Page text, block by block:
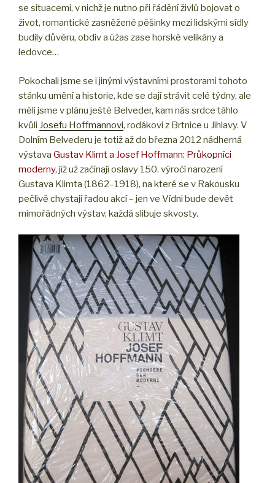
se situacemi, v nichž je nutno při řádění živlů bojovat o
život, romantické zasněžené pěšinky mezi lidskými sídly
budily důvěru, obdiv a úžas zase horské velikány a
ledovce…
Pokochali jsme se i jinými výstavními prostorami tohoto
stánku umění a historie, kde se dají strávit celé týdny, ale
měli jsme v plánu ještě Belveder, kam nás srdce táhlo
kvůli Josefu Hoffmannovi, rodákovi z Brtnice u Jihlavy. V
Dolním Belvederu je totiž až do března 2012 nádherná
výstava Gustav Klimt a Josef Hoffmann: Průkopníci
moderny, jíž už začínají oslavy 150. výročí narození
Gustava Klimta (1862–1918), na které se v Rakousku
pečlivě chystají řadou akcí – jen ve Vídni bude devět
mimořádných výstav, každá slibuje skvosty.